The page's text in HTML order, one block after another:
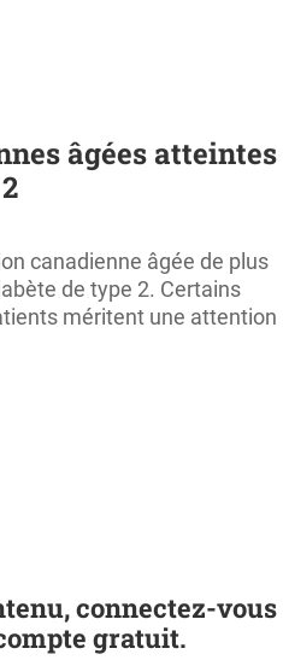
âgées atteintes
canadienne âgée de plus
de type 2. Certains
méritent une attention
connectez-vous
gratuit.